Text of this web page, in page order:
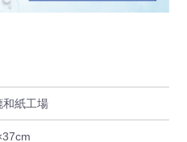
和紙工場